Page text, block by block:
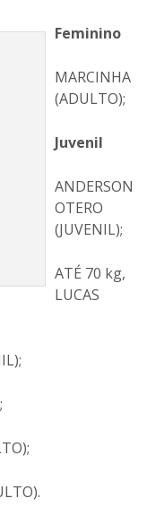
Feminino
MARCINHA
(ADULTO);
Juvenil
ANDERSON
OTERO
(JUVENIL);
ATÉ 70 kg,
LUCAS